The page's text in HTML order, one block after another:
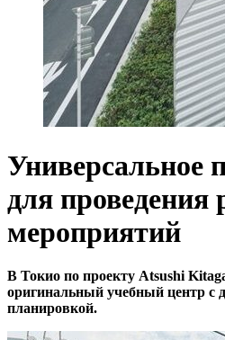
Универсальное
для проведения
мероприятий
В Токио по проекту Atsushi
оригинальный учебный центр с
планировкой.